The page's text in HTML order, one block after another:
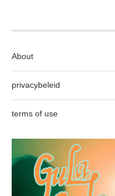
About
privacybeleid
terms of use